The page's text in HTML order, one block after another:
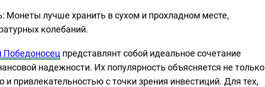
Монеты лучше хранить в сухом и прохладном месте,
колебаний.
Победоносец представлянт собой идеальное сочетание
надежности. Их популярность объясняется не только
и привлекательностью с точки зрения инвестиций. Для тех,